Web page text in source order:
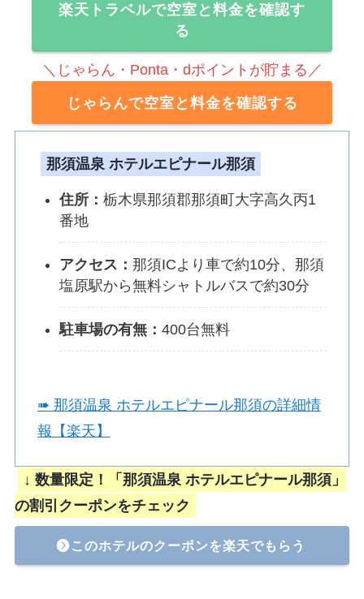
楽天トラベルで空室と料金を確認す
る
＼じゃらん・Ponta・dポイントが貯まる／
じゃらんで空室と料金を確認する
那須温泉 ホテルエピナール那須
住所： 栃木県那須郡那須町大字高久丙1
番地
アクセス： 那須ICより車で約10分、那須
塩原駅から無料シャトルバスで約30分
駐車場の有無： 400台無料
➠ 那須温泉 ホテルエピナール那須の詳細情
報【楽天】
↓ 数量限定！「那須温泉 ホテルエピナール那須」
の割引クーポンをチェック
このホテルのクーポンを楽天でもらう